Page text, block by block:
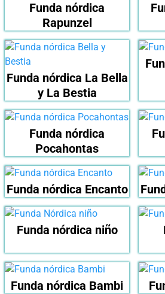
Funda nórdica
Rapunzel
Funda nórdica La Bella
y La Bestia
Funda nórdica
Pocahontas
Funda nórdica Encanto
Funda nórdica niño
Funda nórdica Bambi